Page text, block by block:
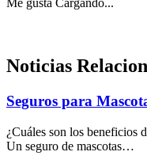
Me gusta Cargando...
Noticias
Seguros para
¿Cuáles son los beneficios
Un seguro de mascotas…